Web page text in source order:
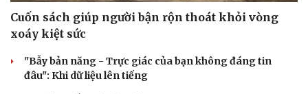
Cuốn sách giúp người bận rộn thoát khỏi vòng
xoáy kiệt sức
"Bẫy bản năng - Trực giác của bạn không đáng tin
đâu": Khi dữ liệu lên tiếng